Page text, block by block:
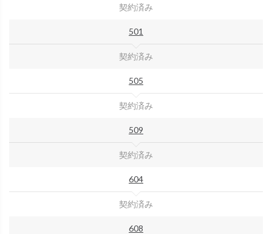
契約済み
501
契約済み
505
契約済み
509
契約済み
604
契約済み
608